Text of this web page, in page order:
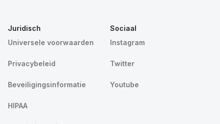
Juridisch
Universele voorwaarden
Privacybeleid
Beveiligingsinformatie
HIPAA
Sociaal
Instagram
Twitter
Youtube